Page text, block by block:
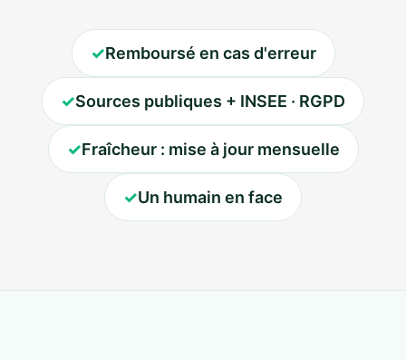
✓Remboursé en cas d'erreur
✓Sources publiques + INSEE · RGPD
✓Fraîcheur : mise à jour mensuelle
✓Un humain en face